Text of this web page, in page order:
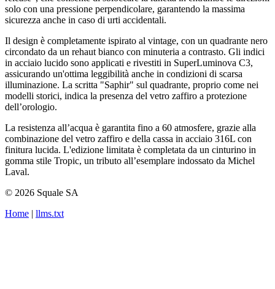
solo con una pressione perpendicolare, garantendo la massima
sicurezza anche in caso di urti accidentali.
Il design è completamente ispirato al vintage, con un quadrante nero
circondato da un rehaut bianco con minuteria a contrasto. Gli indici
in acciaio lucido sono applicati e rivestiti in SuperLuminova C3,
assicurando un'ottima leggibilità anche in condizioni di scarsa
illuminazione. La scritta "Saphir" sul quadrante, proprio come nei
modelli storici, indica la presenza del vetro zaffiro a protezione
dell’orologio.
La resistenza all’acqua è garantita fino a 60 atmosfere, grazie alla
combinazione del vetro zaffiro e della cassa in acciaio 316L con
finitura lucida. L'edizione limitata è completata da un cinturino in
gomma stile Tropic, un tributo all’esemplare indossato da Michel
Laval.
© 2026 Squale SA
Home | llms.txt